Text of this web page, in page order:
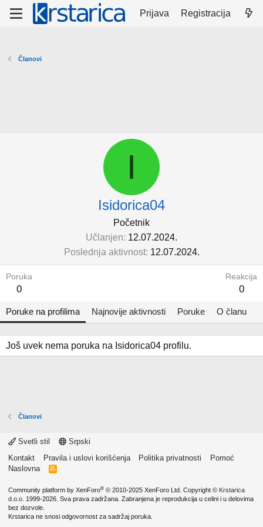
Prijava Registracija
Članovi
I
Isidorica04
Početnik
Učlanjen 12.07.2024.
Poslednja aktivnost 12.07.2024.
Poruka
0
Reakcija
0
Poruke na profilima Najnovije aktivnosti Poruke O članu
Još uvek nema poruka na Isidorica04 profilu.
Članovi
Svetli stil
Srpski
Kontakt
Pravila i uslovi korišćenja Politika privatnosti
Pomoć
Naslovna
R
Community platform by XenForo® © 2010-2025 XenForo Ltd. Copyright © Krstarica
d.o.o. 1999-2026. Sva prava zadržana. Zabranjena je reprodukcija u celini i u delovima
bez dozvole.
Krstarica ne snosi odgovornost za sadržaj poruka.